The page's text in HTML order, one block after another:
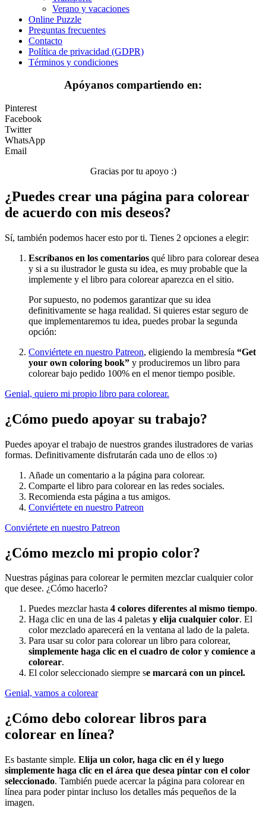
Invierno y navidad
Mandalas
Música e instrumentos musicales
San Valentín y amor
Transporte
Verano y vacaciones
Libros para colorear para niños
Nezaradené
Sin categorizar
Verano y vacaciones
Online Puzzle
Preguntas frecuentes
Contacto
Política de privacidad (GDPR)
Términos y condiciones
Apóyanos compartiendo en:
Pinterest
Facebook
Twitter
WhatsApp
Email
Gracias por tu apoyo :)
¿Puedes crear una página para colorear
de acuerdo con mis deseos?
Sí, también podemos hacer esto por ti. Tienes 2 opciones a elegir:
Escríbanos en los comentarios qué libro para colorear desea
y si a su ilustrador le gusta su idea, es muy probable que la
implemente y el libro para colorear aparezca en el sitio.
Por supuesto, no podemos garantizar que su idea
definitivamente se haga realidad. Si quieres estar seguro de
que implementaremos tu idea, puedes probar la segunda
opción:
Conviértete en nuestro Patreon, eligiendo la membresía “Get
your own coloring book” y produciremos un libro para
colorear bajo pedido 100% en el menor tiempo posible.
Genial, quiero mi propio libro para colorear.
¿Cómo puedo apoyar su trabajo?
Puedes apoyar el trabajo de nuestros grandes ilustradores de varias
formas. Definitivamente disfrutarán cada uno de ellos :o)
Añade un comentario a la página para colorear.
Comparte el libro para colorear en las redes sociales.
Recomienda esta página a tus amigos.
Conviértete en nuestro Patreon
Conviértete en nuestro Patreon
¿Cómo mezclo mi propio color?
Nuestras páginas para colorear le permiten mezclar cualquier color
que desee. ¿Cómo hacerlo?
Puedes mezclar hasta 4 colores diferentes al mismo tiempo.
Haga clic en una de las 4 paletas y elija cualquier color. El
color mezclado aparecerá en la ventana al lado de la paleta.
Para usar su color para colorear un libro para colorear,
simplemente haga clic en el cuadro de color y comience a
colorear.
El color seleccionado siempre se marcará con un pincel.
Genial, vamos a colorear
¿Cómo debo colorear libros para
colorear en línea?
Es bastante simple. Elija un color, haga clic en él y luego
simplemente haga clic en el área que desea pintar con el color
seleccionado. También puede acercar la página para colorear en
línea para poder pintar incluso los detalles más pequeños de la
imagen.